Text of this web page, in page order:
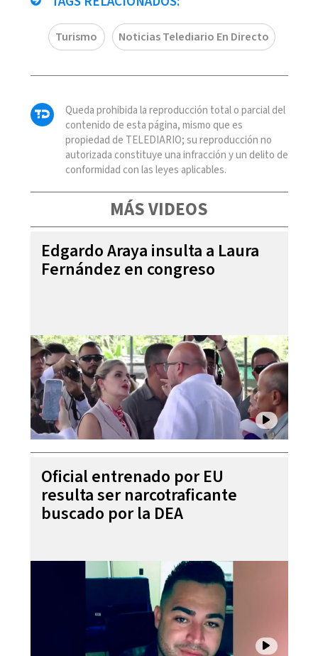
Turismo Noticias Telediario En Directo
Queda prohibida la reproducción total o parcial del
contenido de esta página, mismo que es
propiedad de TELEDIARIO; su reproducción no
autorizada constituye una infracción y un delito de
conformidad con las leyes aplicables.
MÁS VIDEOS
Edgardo Araya insulta a Laura
Fernández en congreso
Oficial entrenado por EU
resulta ser narcotraficante
buscado por la DEA